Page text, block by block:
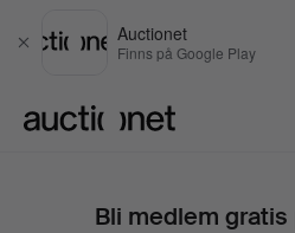
Stäng
Auctionet
Finns på Google Play
Bli medlem